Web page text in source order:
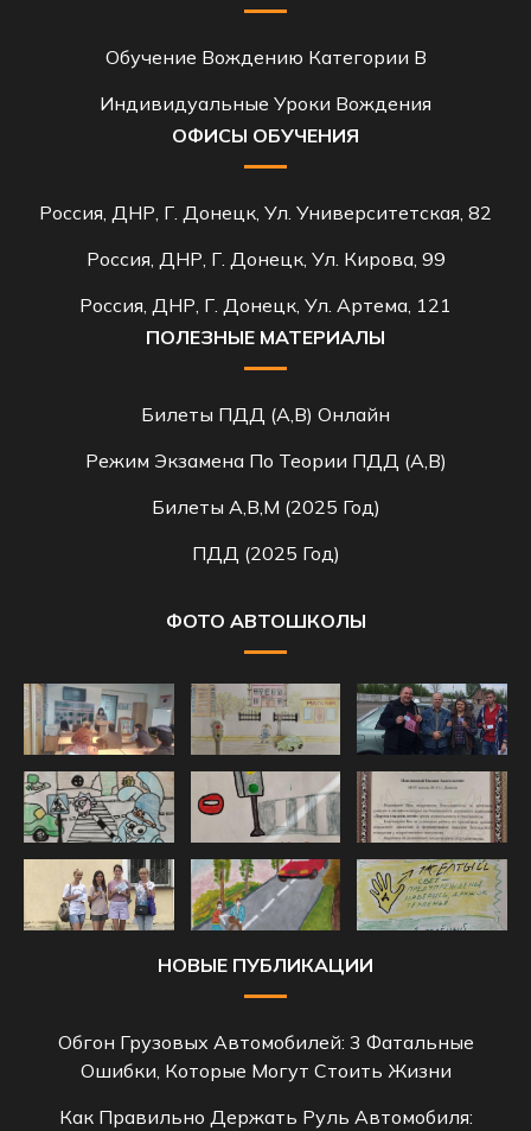
Обучение Вождению Категории B
Индивидуальные Уроки Вождения
ОФИСЫ ОБУЧЕНИЯ
Россия, ДНР, Г. Донецк, Ул. Университетская, 82
Россия, ДНР, Г. Донецк, Ул. Кирова, 99
Россия, ДНР, Г. Донецк, Ул. Артема, 121
ПОЛЕЗНЫЕ МАТЕРИАЛЫ
Билеты ПДД (A,B) Онлайн
Режим Экзамена По Теории ПДД (A,B)
Билеты A,B,M (2025 Год)
ПДД (2025 Год)
ФОТО АВТОШКОЛЫ
НОВЫЕ ПУБЛИКАЦИИ
Обгон Грузовых Автомобилей: 3 Фатальные
Ошибки, Которые Могут Стоить Жизни
Как Правильно Держать Руль Автомобиля: